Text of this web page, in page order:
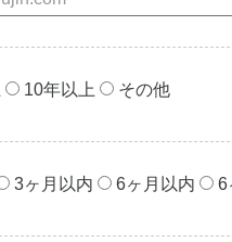
10年以上 その他
3ヶ⽉以内 6ヶ⽉以内